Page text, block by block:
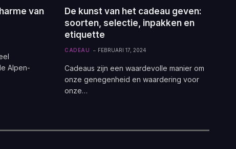
van
Alpen-
De kunst van het cadeau geven:
soorten, selectie, inpakken en
etiquette
CADEAU FEBRUARI 17, 2024
Cadeaus zijn een waardevolle manier om
onze genegenheid en waardering voor
onze…